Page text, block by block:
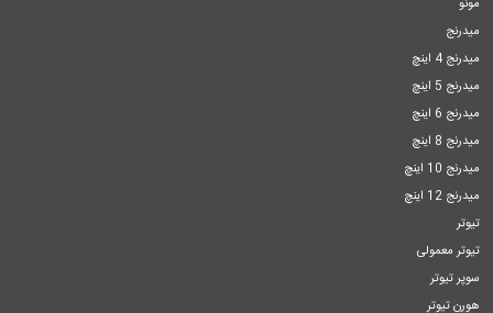
مونو
میدرنج
میدرنج 4 اینچ
میدرنج 5 اینچ
میدرنج 6 اینچ
میدرنج 8 اینچ
میدرنج 10 اینچ
میدرنج 12 اینچ
تیوتر
تیوتر معمولی
سوپر تیوتر
هورن تیوتر